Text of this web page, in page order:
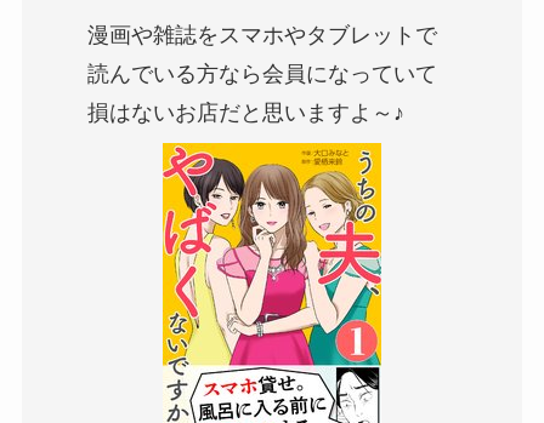
漫画や雑誌をスマホやタブレットで
読んでいる方なら会員になっていて
損はないお店だと思いますよ～♪